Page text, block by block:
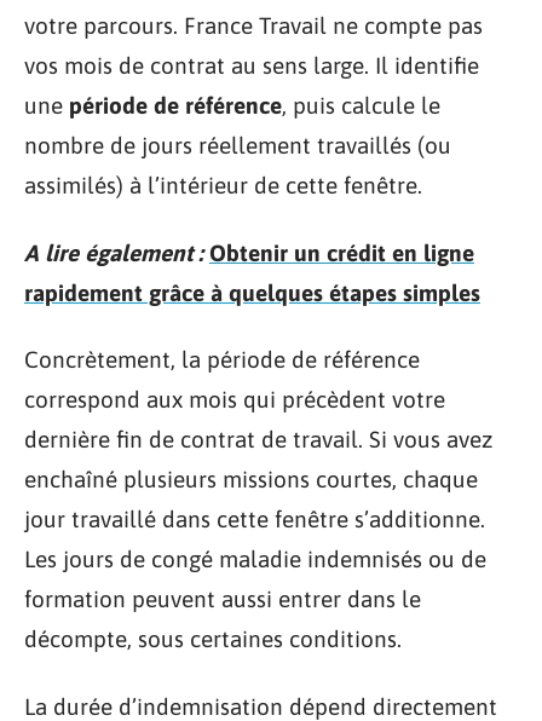
votre parcours. France Travail ne compte pas
vos mois de contrat au sens large. Il identifie
une période de référence, puis calcule le
nombre de jours réellement travaillés (ou
assimilés) à l’intérieur de cette fenêtre.
A lire également : Obtenir un crédit en ligne
rapidement grâce à quelques étapes simples
Concrètement, la période de référence
correspond aux mois qui précèdent votre
dernière fin de contrat de travail. Si vous avez
enchaîné plusieurs missions courtes, chaque
jour travaillé dans cette fenêtre s’additionne.
Les jours de congé maladie indemnisés ou de
formation peuvent aussi entrer dans le
décompte, sous certaines conditions.
La durée d’indemnisation dépend directement